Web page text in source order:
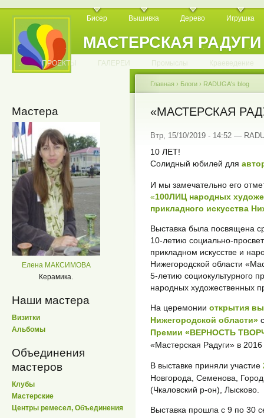
МАСТЕРСКАЯ РАДУГИ
Бисер Вышивка Дерево Игрушка
. . . . . . . . . . .
. ПРОЕКТЫ ГАЛЕРЕИ Промыслы Краеведение
Мастера
Елена МАКСИМОВА
Керамика.
Наши мастера
Визитки
Альбомы
Объединения
мастеров
Клубы
Мастерские
Центры ремесел, Объединения
Главная › Блоги › RADUGA's blog
«МАСТЕРСКАЯ
Втр, 15/10/2019 - 14:52 —
10 ЛЕТ!
Солидный юбилей для
И мы замечательно его
«100ЛИЦ народных
прикладного искусства
Выставка была посвящена
10-летию социально-
прикладном искусстве и
Нижегородской области
5-летию социокультурного
народных художественных
На церемонии открытия
Нижегородской области»
Премии «ВЕРНОСТЬ
«Мастерская Радуги» в 2016
В выставке приняли участие
Новгорода, Семенова,
(Чкаловский р-он), Лысково.
Выставка прошла с 9 по 30